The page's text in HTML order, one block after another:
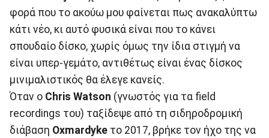
φορά που το ακούω μου φαίνεται πως ανακαλύπτω
κάτι νέο, κι αυτό φυσικά είναι που το κάνει
σπουδαίο δίσκο, χωρίς όμως την ίδια στιγμή να
είναι υπερ-γεμάτο, αντιθέτως είναι ένας δίσκος
μινιμαλιστικός θα έλεγε κανείς.
Όταν ο Chris Watson (γνωστός για τα field
recordings του) ταξίδεψε από τη σιδηροδρομική
διάβαση Oxmardyke το 2017, βρήκε τον ήχο της να